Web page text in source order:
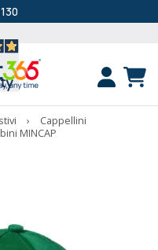
›
Cappellini
MINCAP